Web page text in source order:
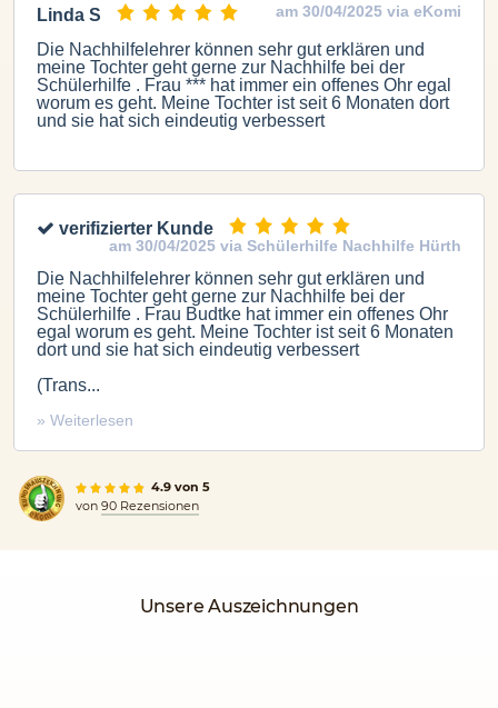
Linda S am 30/04/2025 via eKomi
Die Nachhilfelehrer können sehr gut erklären und
meine Tochter geht gerne zur Nachhilfe bei der
Schülerhilfe . Frau *** hat immer ein offenes Ohr egal
worum es geht. Meine Tochter ist seit 6 Monaten dort
und sie hat sich eindeutig verbessert
verifizierter Kunde
am 30/04/2025 via Schülerhilfe Nachhilfe Hürth
Die Nachhilfelehrer können sehr gut erklären und
meine Tochter geht gerne zur Nachhilfe bei der
Schülerhilfe . Frau Budtke hat immer ein offenes Ohr
egal worum es geht. Meine Tochter ist seit 6 Monaten
dort und sie hat sich eindeutig verbessert
(Trans...
» Weiterlesen
4.9 von 5
von 90 Rezensionen
Unsere Auszeichnungen